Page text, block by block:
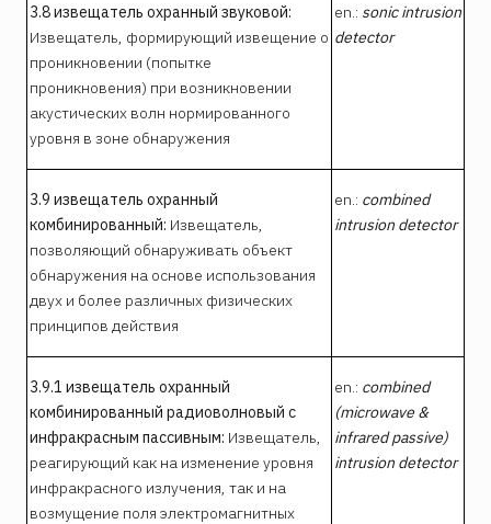
3.8 извещатель охранный звуковой:
Извещатель, формирующий извещение о
проникновении (попытке
проникновения) при возникновении
акустических волн нормированного
уровня в зоне обнаружения
en.: sonic intrusion
detector
3.9 извещатель охранный
комбинированный: Извещатель,
позволяющий обнаруживать объект
обнаружения на основе использования
двух и более различных физических
принципов действия
en.: combined
intrusion detector
3.9.1 извещатель охранный
комбинированный радиоволновый с
инфракрасным пассивным: Извещатель,
реагирующий как на изменение уровня
инфракрасного излучения, так и на
возмущение поля электромагнитных
en.: combined
(microwave &
infrared passive)
intrusion detector